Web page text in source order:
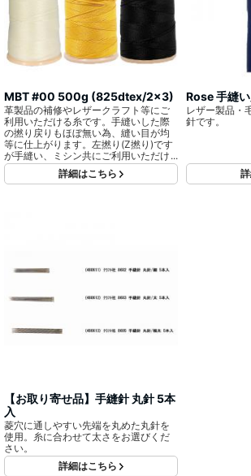
MBT #00 500g (825dtex/2x3)
革製品の補修やレザークラフト等にご
利用いただける糸です。手縫いした際
の撚り戻りもほぼ無い為、縫い目が均
等に仕上がります。左撚り(Z撚り)です
が手縫い、ミシン共にご利用いただけ
ます。
詳細はこちら
Rose 手縫
レザー製品・
針です。
【お取り寄せ品】手縫針 丸針 5本
入
菱穴に通しやすい先端を丸めた丸針を
使用。糸に合わせて太さをお選びくだ
さい。
詳細はこちら